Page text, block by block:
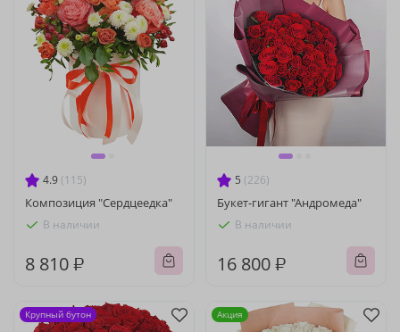
4.9 (115)
Композиция "Сердцеедка"
В наличии
8 810 ₽
5 (226)
Букет-гигант "Андромеда"
В наличии
16 800 ₽
Крупный бутон Акция